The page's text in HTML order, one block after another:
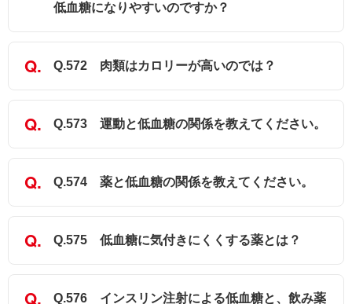
低血糖になりやすいのですか？
Q.572 肉類はカロリーが高いのでは？
Q.573 運動と低血糖の関係を教えてください。
Q.574 薬と低血糖の関係を教えてください。
Q.575 低血糖に気付きにくくする薬とは？
Q.576 インスリン注射による低血糖と、飲み薬